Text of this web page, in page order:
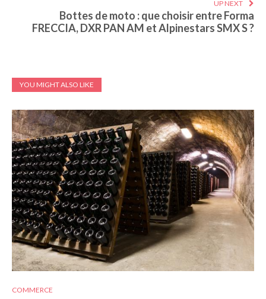
UP NEXT
Bottes de moto : que choisir entre Forma
FRECCIA, DXR PAN AM et Alpinestars SMX S ?
YOU MIGHT ALSO LIKE
COMMERCE